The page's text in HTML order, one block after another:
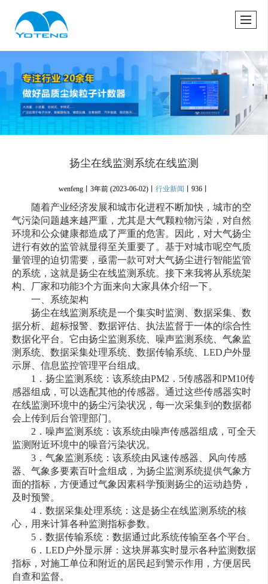
很遗憾，因您的浏览器版本过低导致无法获得最佳浏览体验，推荐下载安装谷歌浏览器！
扬尘在线监测系统在线监测
wenfeng丨3年前 (2023-06-02) 丨行业新闻 丨936丨
随着产业经济发展和城市化进程不断加快，城市的空
气污染问题越来越严重，尤其是大气颗粒物污染，对自然
环境和公众健康都造成了严重的危害。因此，对大气扬尘
进行有效的监管就显得至关重要了。基于对城市呢空气质
量管理的迫切需要，亟需一款可对大气扬尘进行智能监管
的系统，这就是扬尘在线监测系统。接下来我将从系统架
构、厂家和功能3个方面来向大家具体介绍一下。
一、系统架构
扬尘在线监测系统是一个集实时监测、数据采集、数
据分析、超标报警、数据评估、执法监督于一体的综合性
数据化平台。它由扬尘监测系统、噪声监测系统、气象监
测系统、数据采集处理系统、数据传输系统、LED户外显
示屏、信息监控管理平台组成。
1．扬尘监测系统：该系统由PM2．5传感器和PM10传
感器组成，可以选配其他的传感器。通过这些传感器实时
在线监测环境中的扬尘污染状况，每一次采集到的数据都
会上传到后台管理部门。
2．噪声监测系统：该系统由噪声传感器组成，可全天
监测附近环境中的噪音污染状况。
3．气象监测系统：该系统由风速传感器、风向传感
器、气象多要素百叶盒组成，为扬尘监测系统提供气象方
面的指标，方便通过气象因素科学预测扬尘的运动趋势，
及时预警。
4．数据采集处理系统：这是扬尘在线监测系统的核
心，用来计算各种监测指标参数。
5．数据传输系统：数据通过此系统传输至各个平台。
6．LED户外显示屏：这块屏幕实时显示各种监测数据
指标，对施工单位和附近的居民起到警示作用，方便居民
自查和监督。